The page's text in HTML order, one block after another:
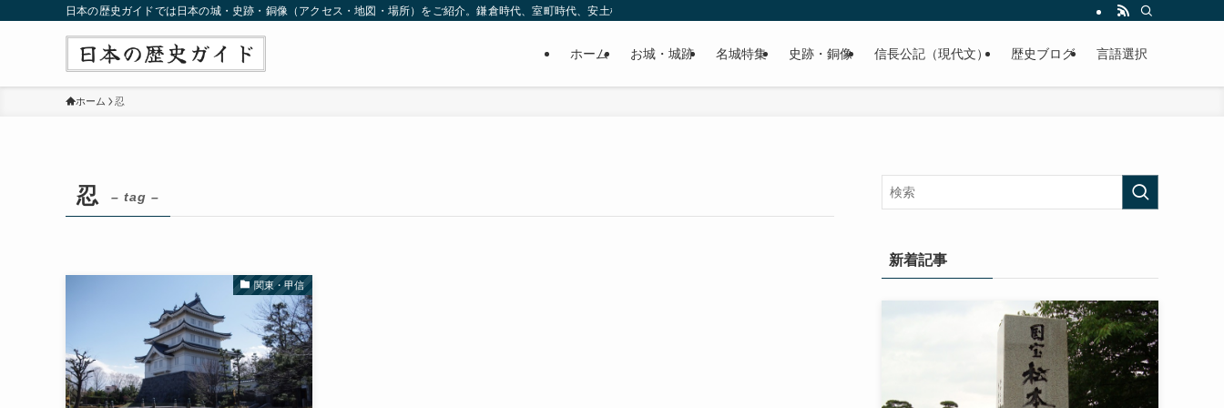
日本の歴史ガイドでは日本の城・史跡・銅像（アクセス・地図・場所）をご紹介。鎌倉時代、室町時代、安土桃山時代（戦国時代）、江戸時代と幅広くご紹介致します。
ホーム お城・城跡 名城特集 史跡・銅像 信長公記（現代文） 歴史ブログ 言語選択
ホーム 忍
忍 – tag –
関東・甲信
新着記事